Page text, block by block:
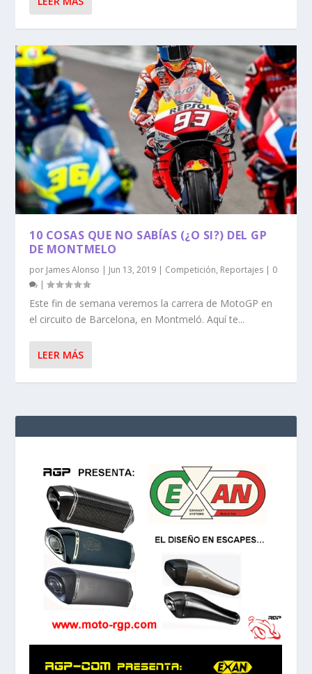
10 COSAS QUE NO SABÍAS (¿O SI?) DEL GP
DE MONTMELO
por James Alonso | Jun 13, 2019 | Competición, Reportajes | 0
|
Este fin de semana veremos la carrera de MotoGP en
el circuito de Barcelona, en Montmeló. Aquí te...
LEER MÁS